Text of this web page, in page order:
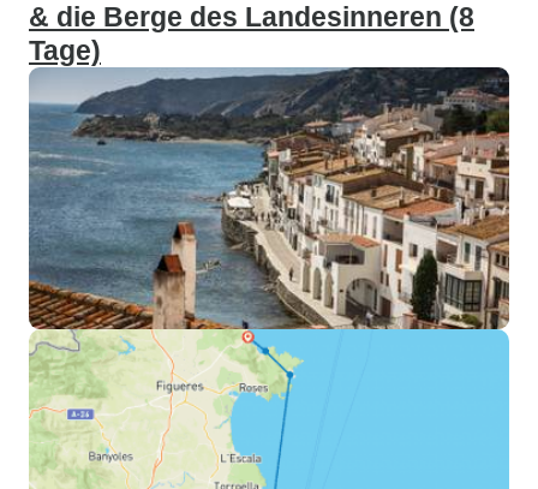
& die Berge des Landesinneren (8
Tage)